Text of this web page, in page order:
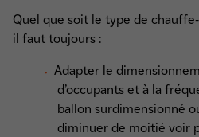
Quel que soit le type de
il faut toujours :
Adapter le
d’occupants et à la
ballon surdimensionné
diminuer de moitié voir